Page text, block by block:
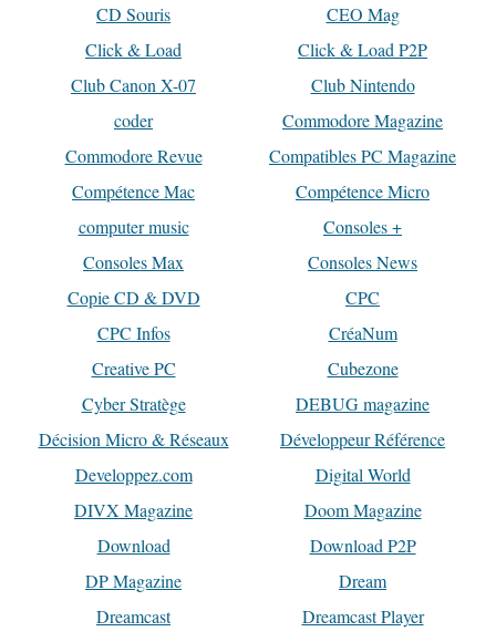
CD Souris
CEO Mag
Click & Load
Click & Load P2P
Club Canon X-07
Club Nintendo
coder
Commodore Magazine
Commodore Revue
Compatibles PC Magazine
Compétence Mac
Compétence Micro
computer music
Consoles +
Consoles Max
Consoles News
Copie CD & DVD
CPC
CPC Infos
CréaNum
Creative PC
Cubezone
Cyber Stratège
DEBUG magazine
Décision Micro & Réseaux
Développeur Référence
Developpez.com
Digital World
DIVX Magazine
Doom Magazine
Download
Download P2P
DP Magazine
Dream
Dreamcast
Dreamcast Player